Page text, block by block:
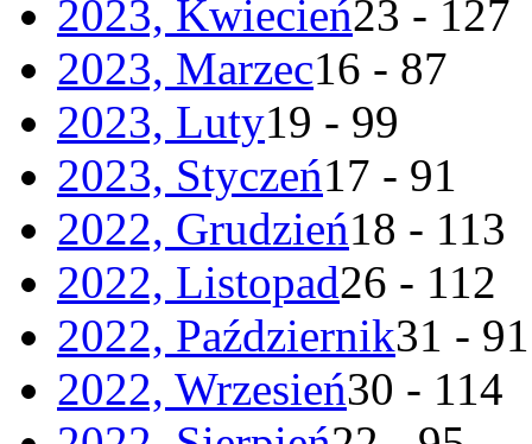
2023, Kwiecień23 - 127
2023, Marzec16 - 87
2023, Luty19 - 99
2023, Styczeń17 - 91
2022, Grudzień18 - 113
2022, Listopad26 - 112
2022, Październik31 - 91
2022, Wrzesień30 - 114